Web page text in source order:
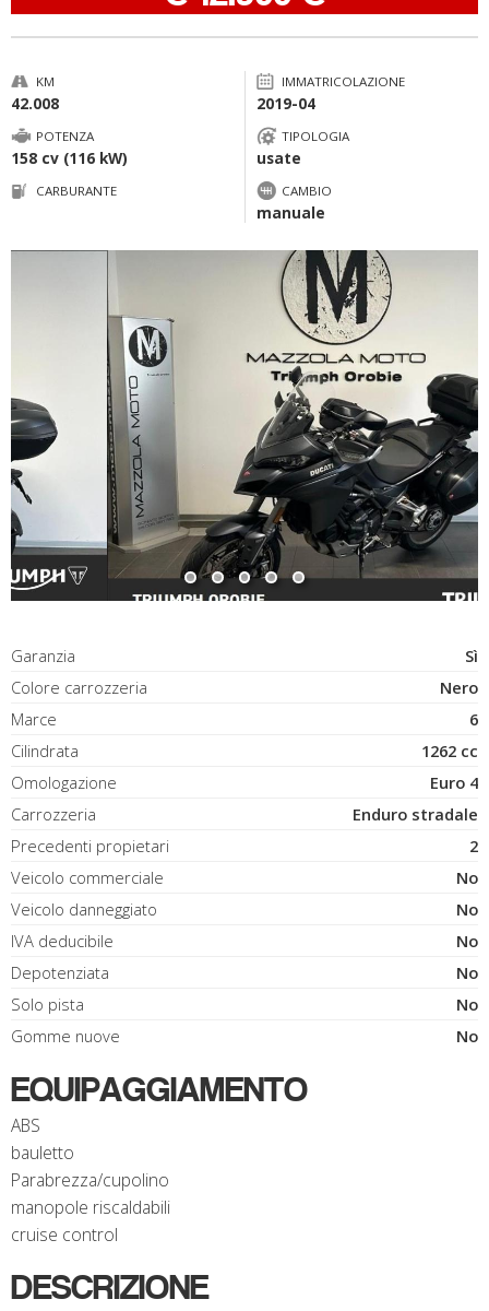
KM
42.008
IMMATRICOLAZIONE
2019-04
POTENZA
158 cv (116 kW)
TIPOLOGIA
usate
CARBURANTE CAMBIO
manuale
Garanzia
Sì
Colore carrozzeria
Nero
Marce
6
Cilindrata
1262 cc
Omologazione
Euro 4
Carrozzeria
Enduro stradale
Precedenti propietari
2
Veicolo commerciale
No
Veicolo danneggiato
No
IVA deducibile
No
Depotenziata
No
Solo pista
No
Gomme nuove
No
EQUIPAGGIAMENTO
ABS
bauletto
Parabrezza/cupolino
manopole riscaldabili
cruise control
DESCRIZIONE